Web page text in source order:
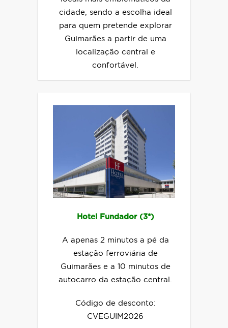
cidade, sendo a escolha ideal
para quem pretende explorar
Guimarães a partir de uma
localização central e
confortável.
Hotel Fundador (3*)
A apenas 2 minutos a pé da
estação ferroviária de
Guimarães e a 10 minutos de
autocarro da estação central.
Código de desconto:
CVEGUIM2026